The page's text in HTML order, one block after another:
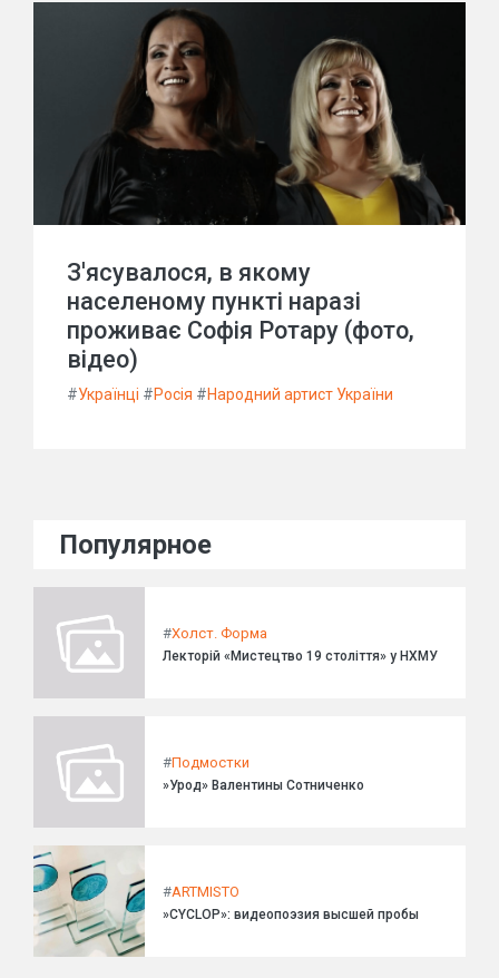
З'ясувалося, в якому
населеному пункті наразі
проживає Софія Ротару (фото,
відео)
#Українці #Росія #Народний артист України
Популярное
#Холст. Форма
Лекторій «Мистецтво 19 століття» у НХМУ
#Подмостки
»Урод» Валентины Сотниченко
#ARTMISTO
»CYCLOP»: видеопоэзия высшей пробы